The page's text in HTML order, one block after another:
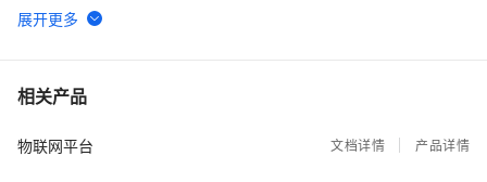
6 阿里云IoT2018年度十佳合作伙伴20强入围企业公布
7 工业互联网联盟发布新物联网安全成熟度模型
8 AliOS Things网络连接技术概述 6149
相关产品
物联网平台 文档详情 产品详情